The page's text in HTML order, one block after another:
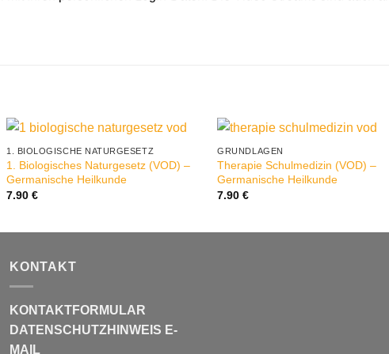
1. BIOLOGISCHE NATURGESETZ
1. Biologisches Naturgesetz (VOD) –
Germanische Heilkunde
7.90€
GRUNDLAGEN
Therapie Schulmedizin (VOD) –
Germanische Heilkunde
7.90€
KONTAKT
KONTAKTFORMULAR
DATENSCHUTZHINWEIS E-
MAIL